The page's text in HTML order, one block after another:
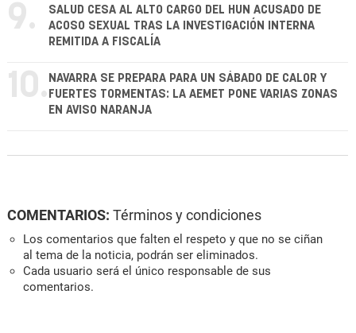
9.
SALUD CESA AL ALTO CARGO DEL HUN ACUSADO DE
ACOSO SEXUAL TRAS LA INVESTIGACIÓN INTERNA
REMITIDA A FISCALÍA
10. NAVARRA SE PREPARA PARA UN SÁBADO DE CALOR Y
FUERTES TORMENTAS: LA AEMET PONE VARIAS ZONAS
EN AVISO NARANJA
COMENTARIOS: Términos y condiciones
Los comentarios que falten el respeto y que no se ciñan
al tema de la noticia, podrán ser eliminados.
Cada usuario será el único responsable de sus
comentarios.